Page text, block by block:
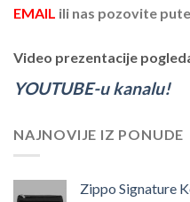
EMAIL ili nas pozovite
Video prezentacije
YOUTUBE-u kanalu!
NAJNOVIJE IZ PONUDE
Zippo Signature